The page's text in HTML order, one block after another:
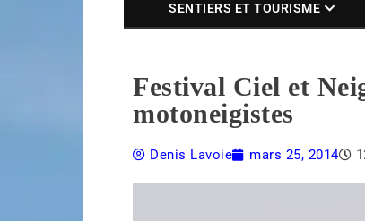
SENTIERS ET TOURISME
Festival Ciel et
motoneigistes
Denis Lavoie mars 25, 2014